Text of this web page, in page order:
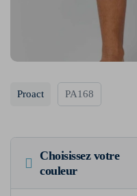
Proact PA168
Choisissez votre
couleur